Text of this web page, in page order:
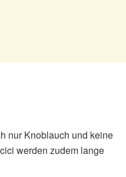
nur Knoblauch und keine
werden zudem lange